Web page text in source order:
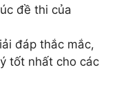
đề thi của
đáp thắc mắc,
tốt nhất cho các